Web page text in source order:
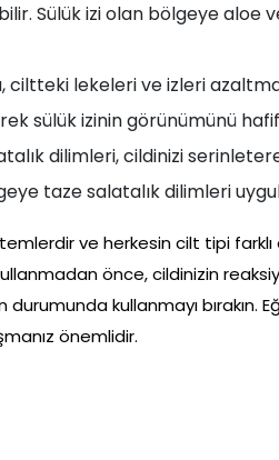
Sülük izi olan bölgeye aloe
ciltteki lekeleri ve izleri
sülük izinin görünümünü
dilimleri, cildinizi
taze salatalık dilimleri
ve herkesin cilt tipi
önce, cildinizin
kullanmayı bırakın.
önemlidir.